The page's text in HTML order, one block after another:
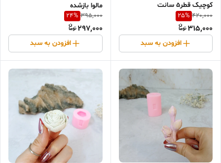
کوچیک قطر5 سانت
420,000
25%
315,000
افزودن به سبد
مالوا بازشده
395,000
24%
297,000
افزودن به سبد